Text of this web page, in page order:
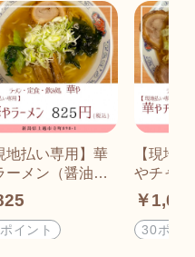
地払い専用】華
ーメン（醤油・
イント
【現地
やチャ
（醤油
￥
30ポイ